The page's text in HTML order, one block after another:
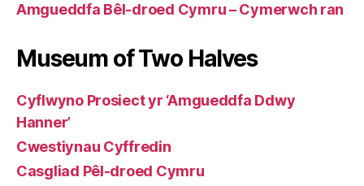
Amgueddfa Bêl-droed Cymru – Cymerwch ran
Museum of Two Halves
Cyflwyno Prosiect yr ‘Amgueddfa Ddwy
Hanner’
Cwestiynau Cyffredin
Casgliad Pêl-droed Cymru